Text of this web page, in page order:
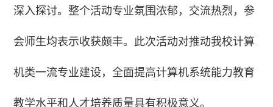
深入探讨。整个活动专业氛围浓郁，交流热烈，参
会师生均表示收获颇丰。此次活动对推动我校计算
机类一流专业建设，全面提高计算机系统能力教育
教学水平和人才培养质量具有积极意义。